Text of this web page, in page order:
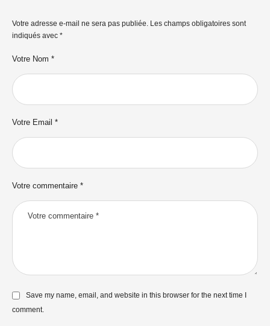
Votre adresse e-mail ne sera pas publiée. Les champs obligatoires sont
indiqués avec *
Votre commentaire *
Votre Nom *
Votre Email *
Save my name, email, and website in this browser for the next time I
comment.